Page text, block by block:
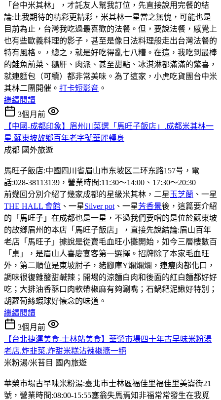
「台中米其林」，才託友人幫我訂位，先直接說用完餐的結
論:比我期待的精彩更精彩，米其林一星當之無愧，可能也是
目前為止，台灣我吃過最喜歡的法餐。但，要說法餐，感覺上
也有些歐義料理的影子，甚至是像日法料理般走出台灣法餐的
特有風格。，總之，就是好吃得亂七八糟。在這，我吃到最棒
的鮭魚前菜、鵝肝、肉派、甚至甜點、冰淇淋都滿滿的驚喜，
就連麵包（可續）都非常美味。為了這家，小虎吃貨團台中米
其林二團開催。 打卡短影音 。
繼續閱讀
3個月前
【中國-成都印象】眉州川菜選「馬旺子飯店」.成都米其林一
星.蘇東坡故鄉百年老字號華麗轉身
成都 國外旅遊
馬旺子飯店:中國四川省眉山市东坡区二环东路157号，電
話:028-38113139，營業時間:11:30〜14:00、17:30〜20:30
前幾回分別介紹了幾家成都的星級米其林，二星 玉芝蘭 、一星
THE HALL 會館 、一星Silver pot 、一星芳香景後，這篇要介紹
的「馬旺子」在成都也是一星，不過我們要嚐的是位於蘇東坡
的故鄉眉州的本店「馬旺子飯店」，直接先說結論:眉山百年
老店「馬旺子」據說是從賣毛血旺小攤開始，如今三層樓數百
「桌」，是眉山人喜慶宴客第一選擇。招牌除了本家毛血旺
外，第二順位是東坡肘子，豬腳庫Y爛爛爛，連瘦肉都化口，
調味很復雜酸甜鹹辣；開場的涼麵白肉和後面的紅白麵都好好
吃；大排油香酥口肉軟帶椒麻有夠涮嘴；石鍋耙泥鰍好特別；
胡蘿蔔絲蝦球好懐念的味道。
繼續閱讀
3個月前
【台北捷運美食-士林站美食】華榮市場四十年古早味米粉湯
老店.炸韭菜.炸甜米糕沾辣椒醬一絕
米粉湯/米苔目 國內旅遊
華榮市場古早味米粉湯:臺北市士林區福佳里福佳里美崙街21
號，營業時間:08:00-15:55塞翁失馬焉知非福常常發生在我覓